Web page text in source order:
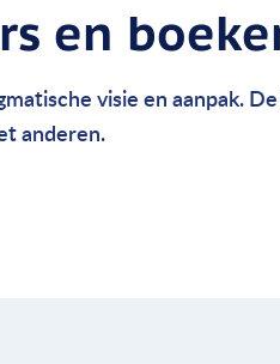
en
visie en aanpak.
anderen.